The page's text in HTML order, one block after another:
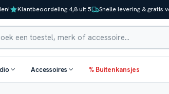
Klantbeoordeling 4,8 uit 5 Snelle levering & gratis
Accessoires % Buitenkansjes